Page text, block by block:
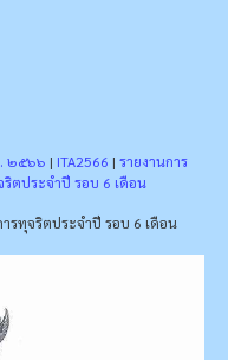
๒๕๖๖ | ITA2566 | รายงานการ
ตประจำปี รอบ 6 เดือน
รทุจริตประจำปี รอบ 6 เดือน